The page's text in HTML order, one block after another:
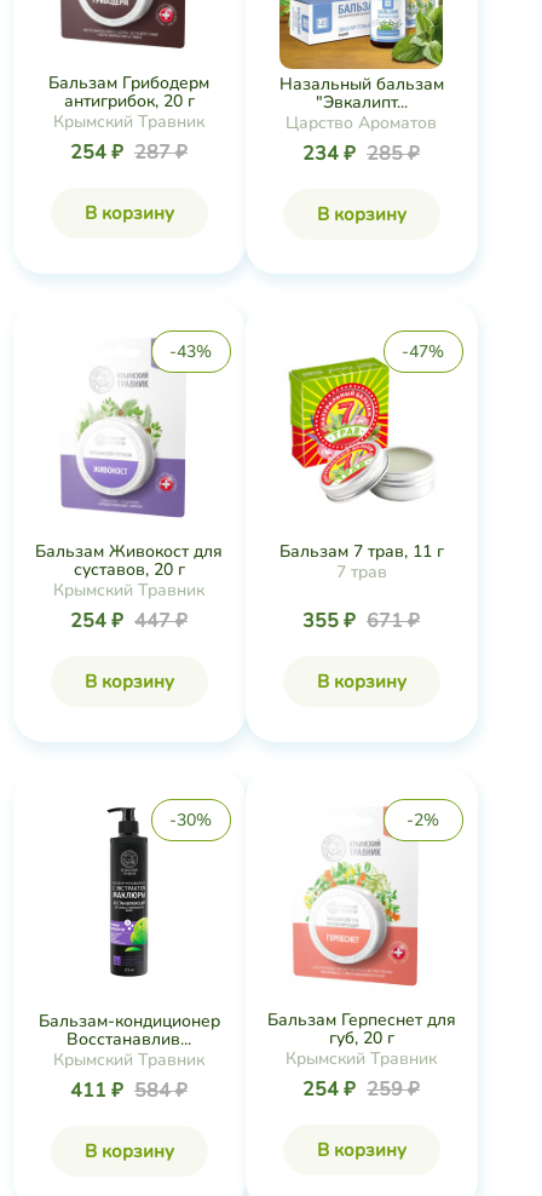
Бальзам Грибодерм
антигрибок, 20 г
Крымский Травник
254 ₽ 287 ₽
В корзину
Назальный бальзам
"Эвкалипт...
Царство Ароматов
234 ₽ 285 ₽
В корзину
-43%
Бальзам Живокост для
суставов, 20 г
Крымский Травник
254 ₽ 447 ₽
В корзину
-47%
Бальзам 7 трав, 11 г
7 трав
355 ₽ 671 ₽
В корзину
-30%
Бальзам-кондиционер
Восстанавлив...
Крымский Травник
411 ₽ 584 ₽
В корзину
-2%
Бальзам Герпеснет для
губ, 20 г
Крымский Травник
254 ₽ 259 ₽
В корзину